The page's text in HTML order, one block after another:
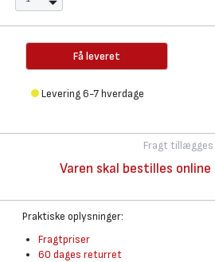
Få leveret
Levering 6-7 hverdage
Fragt tillægges
Varen skal bestilles online
Praktiske oplysninger:
Fragtpriser
60 dages returret